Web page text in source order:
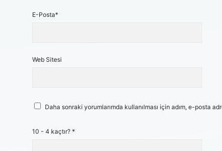
E-Posta*
Web Sitesi
Daha sonraki yorumlarımda kullanılması için adım, e-posta
10 - 4 kaçtır? *